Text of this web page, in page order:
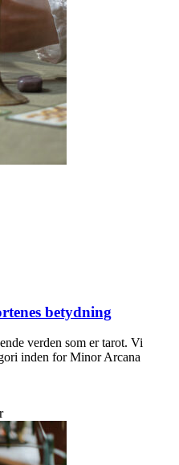
betydning
verden som er tarot. Vi
inden for Minor Arcana